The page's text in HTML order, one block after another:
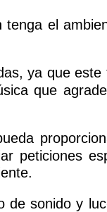
el
ya que
que
peticiones
de sonido y